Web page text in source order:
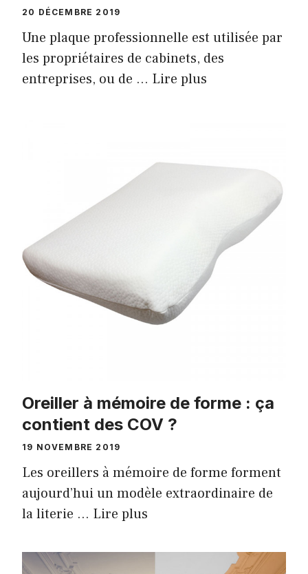
20 DÉCEMBRE 2019
Une plaque professionnelle est utilisée par
les propriétaires de cabinets, des
entreprises, ou de … Lire plus
Oreiller à mémoire de forme : ça
contient des COV ?
19 NOVEMBRE 2019
Les oreillers à mémoire de forme forment
aujourd’hui un modèle extraordinaire de
la literie … Lire plus